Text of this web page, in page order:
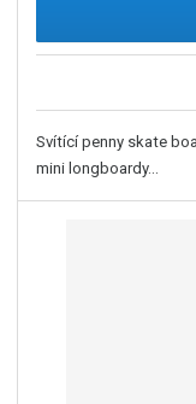
Svítící penny skate
mini longboardy...